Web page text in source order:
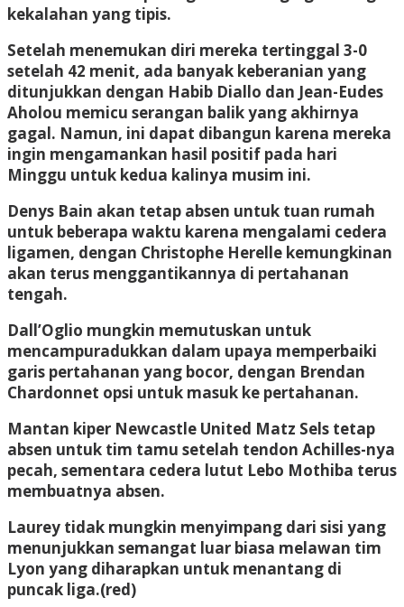
kekalahan yang tipis.
Setelah menemukan diri mereka tertinggal 3-0
setelah 42 menit, ada banyak keberanian yang
ditunjukkan dengan Habib Diallo dan Jean-Eudes
Aholou memicu serangan balik yang akhirnya
gagal. Namun, ini dapat dibangun karena mereka
ingin mengamankan hasil positif pada hari
Minggu untuk kedua kalinya musim ini.
Denys Bain akan tetap absen untuk tuan rumah
untuk beberapa waktu karena mengalami cedera
ligamen, dengan Christophe Herelle kemungkinan
akan terus menggantikannya di pertahanan
tengah.
Dall’Oglio mungkin memutuskan untuk
mencampuradukkan dalam upaya memperbaiki
garis pertahanan yang bocor, dengan Brendan
Chardonnet opsi untuk masuk ke pertahanan.
Mantan kiper Newcastle United Matz Sels tetap
absen untuk tim tamu setelah tendon Achilles-nya
pecah, sementara cedera lutut Lebo Mothiba terus
membuatnya absen.
Laurey tidak mungkin menyimpang dari sisi yang
menunjukkan semangat luar biasa melawan tim
Lyon yang diharapkan untuk menantang di
puncak liga.(red)